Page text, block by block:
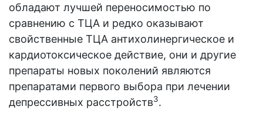
обладают лучшей переносимостью по
сравнению с ТЦА и редко оказывают
свойственные ТЦА антихолинергическое и
кардиотоксическое действие, они и другие
препараты новых поколений являются
препаратами первого выбора при лечении
депрессивных расстройств3.